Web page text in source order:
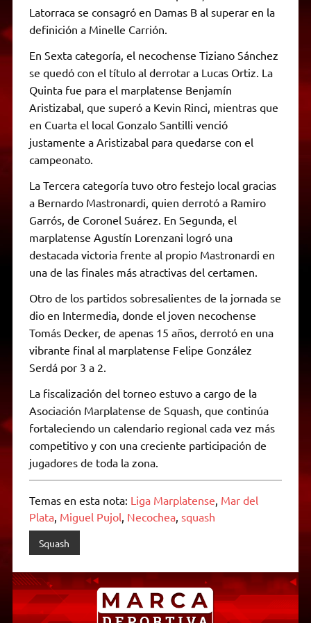
Latorraca se consagró en Damas B al superar en la
definición a Minelle Carrión.
En Sexta categoría, el necochense Tiziano Sánchez
se quedó con el título al derrotar a Lucas Ortiz. La
Quinta fue para el marplatense Benjamín
Aristizabal, que superó a Kevin Rinci, mientras que
en Cuarta el local Gonzalo Santilli venció
justamente a Aristizabal para quedarse con el
campeonato.
La Tercera categoría tuvo otro festejo local gracias
a Bernardo Mastronardi, quien derrotó a Ramiro
Garrós, de Coronel Suárez. En Segunda, el
marplatense Agustín Lorenzani logró una
destacada victoria frente al propio Mastronardi en
una de las finales más atractivas del certamen.
Otro de los partidos sobresalientes de la jornada se
dio en Intermedia, donde el joven necochense
Tomás Decker, de apenas 15 años, derrotó en una
vibrante final al marplatense Felipe González
Serdá por 3 a 2.
La fiscalización del torneo estuvo a cargo de la
Asociación Marplatense de Squash, que continúa
fortaleciendo un calendario regional cada vez más
competitivo y con una creciente participación de
jugadores de toda la zona.
Temas en esta nota: Liga Marplatense Mar del
Plata, Miguel Pujol Necochea, squash
Squash